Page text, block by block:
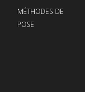
MÉTHODES DE
POSE